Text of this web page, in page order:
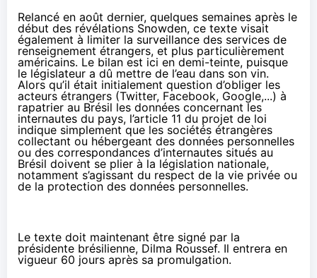
Relancé en août dernier, quelques semaines après le
début des révélations Snowden, ce texte visait
également à limiter la surveillance des services de
renseignement étrangers, et plus particulièrement
américains. Le bilan est ici en demi-teinte, puisque
le législateur a dû mettre de l’eau dans son vin.
Alors qu’il était initialement question d’obliger les
acteurs étrangers (Twitter, Facebook, Google,...) à
rapatrier au Brésil les données concernant les
internautes du pays, l’article 11 du projet de loi
indique simplement que les sociétés étrangères
collectant ou hébergeant des données personnelles
ou des correspondances d’internautes situés au
Brésil doivent se plier à la législation nationale,
notamment s’agissant du respect de la vie privée ou
de la protection des données personnelles.
Le texte doit maintenant être signé par la
présidente brésilienne, Dilma Roussef. Il entrera en
vigueur 60 jours après sa promulgation.